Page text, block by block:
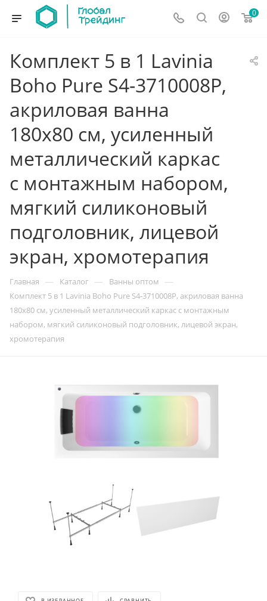
0
Комплект 5 в 1 Lavinia
Boho Pure S4-3710008P,
акриловая ванна
180x80 см, усиленный
металлический каркас
с монтажным набором,
мягкий силиконовый
подголовник, лицевой
экран, хромотерапия
Главная — Каталог — Ванны оптом —
Комплект 5 в 1 Lavinia Boho Pure S4-3710008P, акриловая ванна
180x80 см, усиленный металлический каркас с монтажным
набором, мягкий силиконовый подголовник, лицевой экран,
хромотерапия